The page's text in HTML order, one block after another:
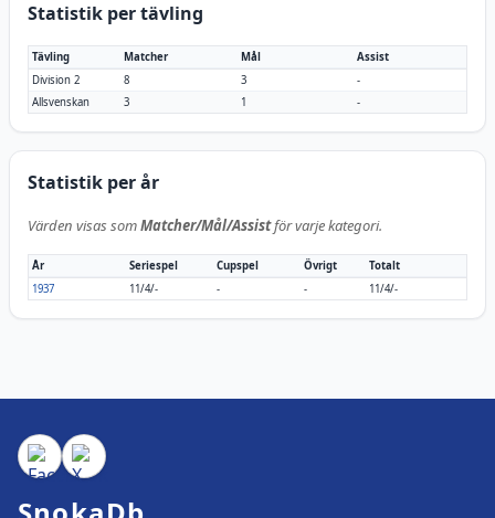
Statistik per tävling
Tävling Matcher Mål
Assist
Division 2
8 3
-
Allsvenskan
3 1 -
Statistik per år
Värden visas somMatcher/Mål/Assistför varje kategori.
År Seriespel Cupspel Övrigt
Totalt
1937
11/4/- - - 11/4/-